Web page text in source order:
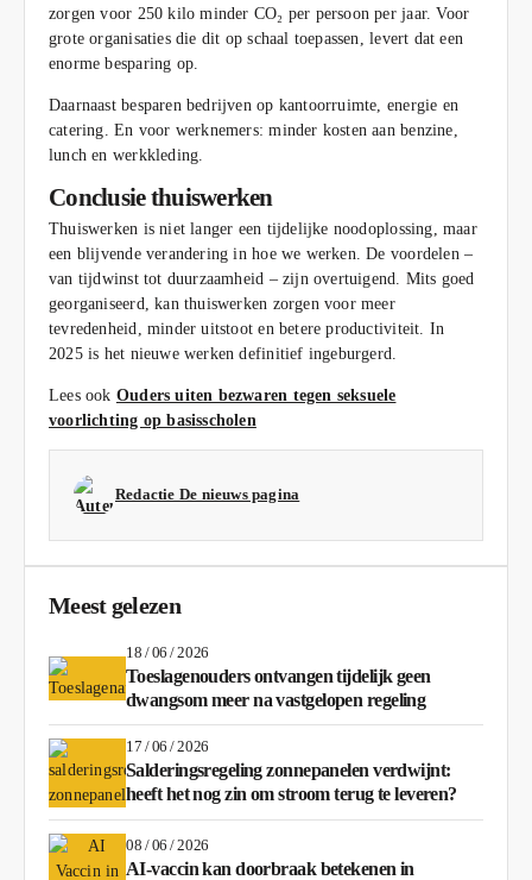
zorgen voor 250 kilo minder CO₂ per persoon per jaar. Voor
grote organisaties die dit op schaal toepassen, levert dat een
enorme besparing op.
Daarnaast besparen bedrijven op kantoorruimte, energie en
catering. En voor werknemers: minder kosten aan benzine,
lunch en werkkleding.
Conclusie thuiswerken
Thuiswerken is niet langer een tijdelijke noodoplossing, maar
een blijvende verandering in hoe we werken. De voordelen –
van tijdwinst tot duurzaamheid – zijn overtuigend. Mits goed
georganiseerd, kan thuiswerken zorgen voor meer
tevredenheid, minder uitstoot en betere productiviteit. In
2025 is het nieuwe werken definitief ingeburgerd.
Lees ook Ouders uiten bezwaren tegen seksuele
voorlichting op basisscholen
Redactie De nieuws pagina
Meest gelezen
18 / 06 / 2026
Toeslagenouders ontvangen tijdelijk geen
dwangsom meer na vastgelopen regeling
17 / 06 / 2026
Salderingsregeling zonnepanelen verdwijnt:
heeft het nog zin om stroom terug te leveren?
08 / 06 / 2026
AI-vaccin kan doorbraak betekenen in